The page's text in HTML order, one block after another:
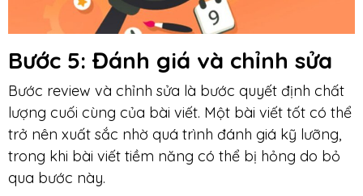
Bước 5: Đánh giá và chỉnh sửa
Bước review và chỉnh sửa là bước quyết định chất
lượng cuối cùng của bài viết. Một bài viết tốt có thể
trở nên xuất sắc nhờ quá trình đánh giá kỹ lưỡng,
trong khi bài viết tiềm năng có thể bị hỏng do bỏ
qua bước này.